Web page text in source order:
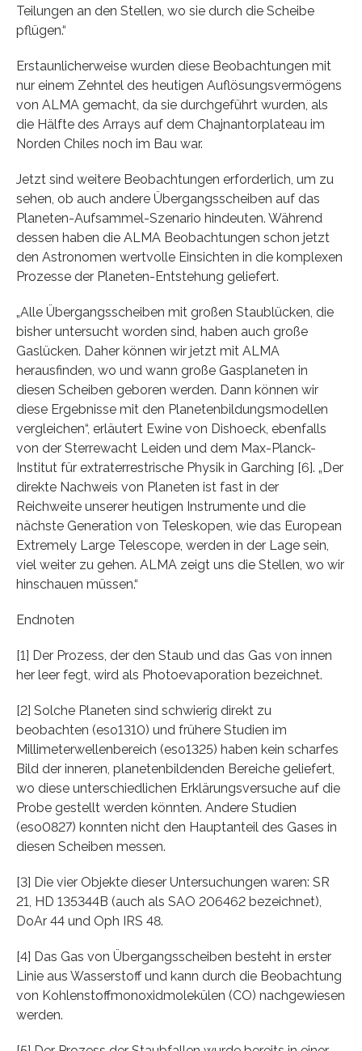
Teilungen an den Stellen, wo sie durch die Scheibe
pflügen.“
Erstaunlicherweise wurden diese Beobachtungen mit
nur einem Zehntel des heutigen Auflösungsvermögens
von ALMA gemacht, da sie durchgeführt wurden, als
die Hälfte des Arrays auf dem Chajnantorplateau im
Norden Chiles noch im Bau war.
Jetzt sind weitere Beobachtungen erforderlich, um zu
sehen, ob auch andere Übergangsscheiben auf das
Planeten-Aufsammel-Szenario hindeuten. Während
dessen haben die ALMA Beobachtungen schon jetzt
den Astronomen wertvolle Einsichten in die komplexen
Prozesse der Planeten-Entstehung geliefert.
„Alle Übergangsscheiben mit großen Staublücken, die
bisher untersucht worden sind, haben auch große
Gaslücken. Daher können wir jetzt mit ALMA
herausfinden, wo und wann große Gasplaneten in
diesen Scheiben geboren werden. Dann können wir
diese Ergebnisse mit den Planetenbildungsmodellen
vergleichen“, erläutert Ewine von Dishoeck, ebenfalls
von der Sterrewacht Leiden und dem Max-Planck-
Institut für extraterrestrische Physik in Garching [6]. „Der
direkte Nachweis von Planeten ist fast in der
Reichweite unserer heutigen Instrumente und die
nächste Generation von Teleskopen, wie das European
Extremely Large Telescope, werden in der Lage sein,
viel weiter zu gehen. ALMA zeigt uns die Stellen, wo wir
hinschauen müssen.“
Endnoten
[1] Der Prozess, der den Staub und das Gas von innen
her leer fegt, wird als Photoevaporation bezeichnet.
[2] Solche Planeten sind schwierig direkt zu
beobachten (eso1310) und frühere Studien im
Millimeterwellenbereich (eso1325) haben kein scharfes
Bild der inneren, planetenbildenden Bereiche geliefert,
wo diese unterschiedlichen Erklärungsversuche auf die
Probe gestellt werden könnten. Andere Studien
(eso0827) konnten nicht den Hauptanteil des Gases in
diesen Scheiben messen.
[3] Die vier Objekte dieser Untersuchungen waren: SR
21, HD 135344B (auch als SAO 206462 bezeichnet),
DoAr 44 und Oph IRS 48.
[4] Das Gas von Übergangsscheiben besteht in erster
Linie aus Wasserstoff und kann durch die Beobachtung
von Kohlenstoffmonoxidmolekülen (CO) nachgewiesen
werden.